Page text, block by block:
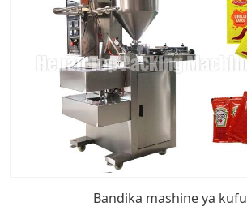
Bandika mashine ya